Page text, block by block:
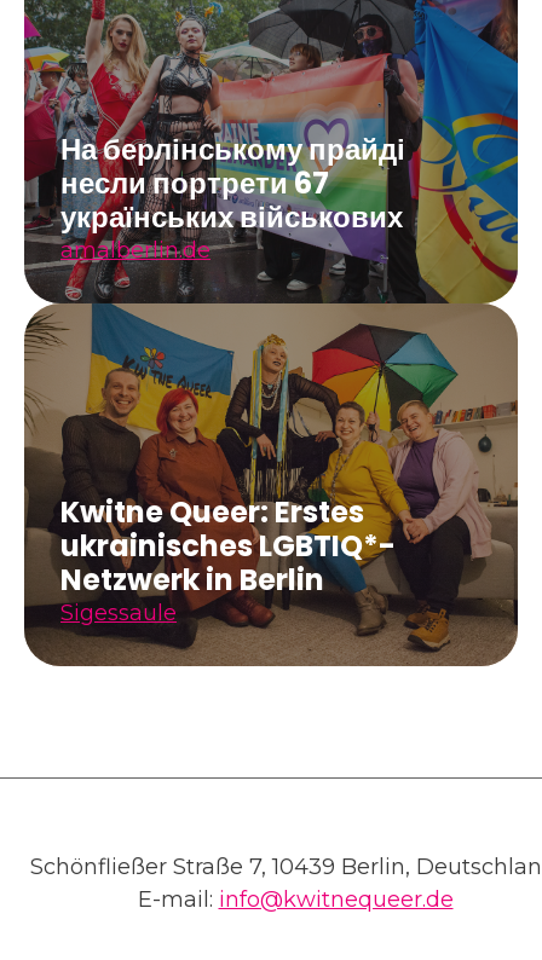
На берлінському прайді
несли портрети 67
українських військових
amalberlin.de
Kwitne Queer: Erstes
ukrainisches LGBTIQ*-
Netzwerk in Berlin
Sigessaule
Schönfließer Straße 7, 10439 Berlin,
E-mail: info@kwitnequeer.de